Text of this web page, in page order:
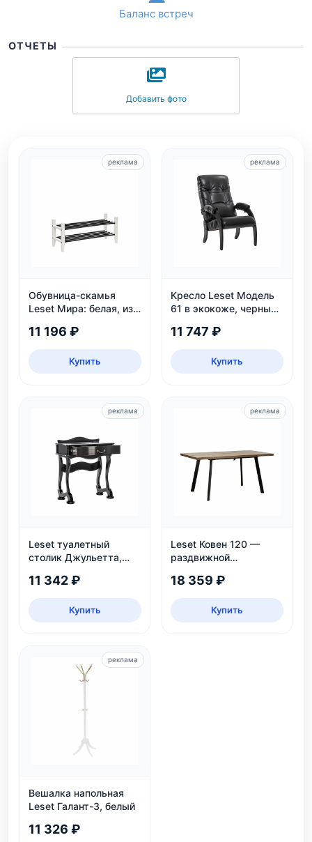
Баланс встреч
ОТЧЕТЫ
Добавить фото
Обувница-скамья
Leset Мира: белая, из
яруса, до 6 пар
11 196 ₽
Купить
реклама
Кресло Leset Модель
61 в экокоже, черный
дачи
11 747 ₽
Купить
реклама
Leset туалетный
столик Джульетта,
11 342 ₽
Купить
реклама
Leset Ковен 120 —
раздвижной
18 359 ₽
Купить
реклама
Вешалка напольная
Leset Галант-3, белый
11 326 ₽
реклама